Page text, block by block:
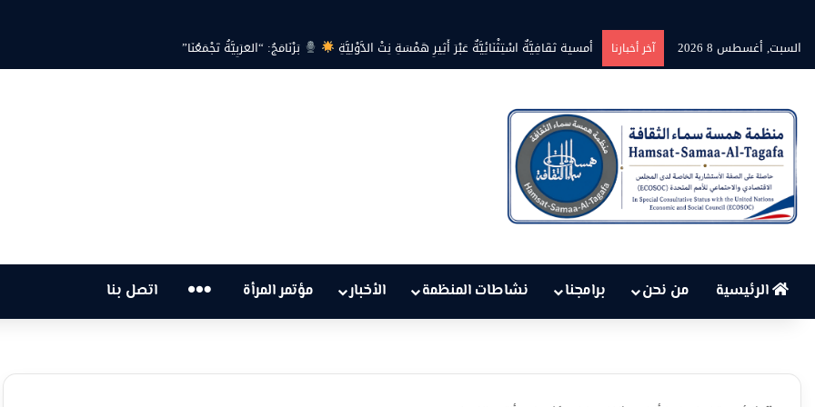
السبت, أغسطس 8 2026
آخر أخبارنا أمسية ثقَافِيَّةٌ اسْتِثْنَائِيَّةٌ عَبْرَ أَثِيرِ هَمْسَةِ نِتْ الدَّوْلِيَّةِ بَرْنَامَجُ: “العَرَبِيَّةُ تَجْمَعُنَا”
الرئيسية من نحن برامجنا نشاطات المنظمة الأخبار مؤتمر المرأة … اتصل بنا